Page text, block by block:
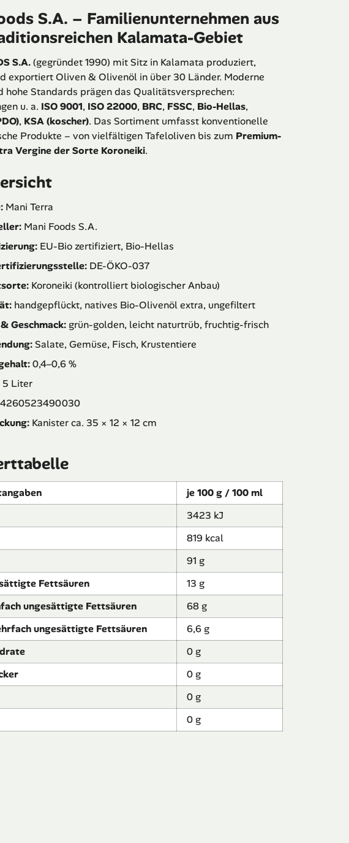
S.A. – Familienunternehmen aus
Kalamata-Gebiet
S.A.(gegründet 1990) mit Sitz in Kalamata produziert,
exportiert Oliven & Olivenöl in über 30 Länder. Moderne
hohe Standards prägen das Qualitätsversprechen:
u. a. ISO 9001, ISO 22000, BRC, FSSC, Bio-Hellas,
, KSA (koscher). Das Sortiment umfasst konventionelle
Produkte – von vielfältigen Tafeloliven bis zum Premium-
Vergine der Sorte Koroneiki.
Mani Terra
Mani Foods S.A.
EU-Bio zertifiziert, Bio-Hellas
DE-ÖKO-037
Koroneiki (kontrolliert biologischer Anbau)
handgepflückt, natives Bio-Olivenöl extra, ungefiltert
Geschmack:grün-golden, leicht naturtrüb, fruchtig-frisch
Salate, Gemüse, Fisch, Krustentiere
0,4–0,6 %
5 Liter
4260523490030
Kanister ca. 35 × 12 × 12 cm
je 100 g / 100 ml
3423 kJ
819 kcal
91 g
Fettsäuren
13 g
ungesättigte Fettsäuren
68 g
ungesättigte Fettsäuren
6,6 g
0 g
0 g
0 g
0 g